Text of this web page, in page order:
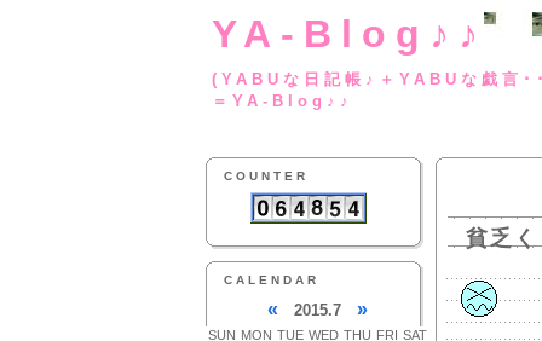
YA-Blog♪♪
(YABUな日記帳♪
＝YA-Blog♪♪
COUNTER
CALENDAR
« 2015.7 »
SUN MON TUE WED THU FRI SAT
貧乏